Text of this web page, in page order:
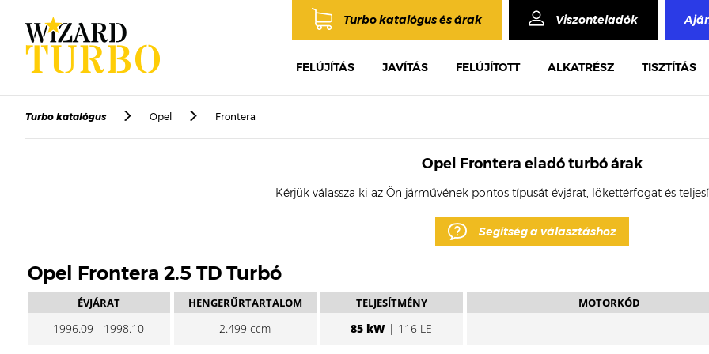
Turbo katalógus és árak Viszonteladók
FELÚJÍTÁS JAVÍTÁS FELÚJÍTOTT ALKATRÉSZ TISZTÍTÁS
Turbo katalógus Opel Frontera
Opel Frontera eladó turbó árak
Kérjük válassza ki az Ön járművének pontos típusát évjárat, lökettérfogat és
Segítség a választáshoz
Opel Frontera 2.5 TD Turbó
ÉVJÁRAT
1996.09 - 1998.10
HENGERŰRTARTALOM
2.499 ccm
TELJESÍTMÉNY
85 kW | 116 LE
MOTORKÓD
-